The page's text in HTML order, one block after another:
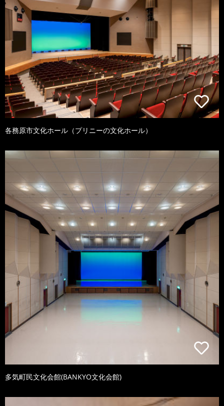
各務原市文化ホール（プリニーの文化ホール）
多気町民文化会館(BANKYO文化会館)